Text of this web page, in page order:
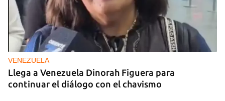
VENEZUELA
Llega a Venezuela Dinorah Figuera para
continuar el diálogo con el chavismo